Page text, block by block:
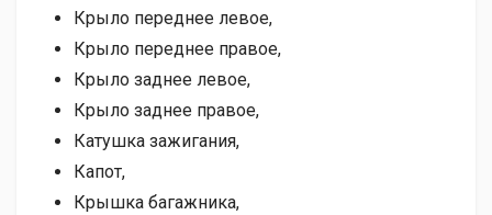
Крыло переднее левое,
Крыло переднее правое,
Крыло заднее левое,
Крыло заднее правое,
Катушка зажигания,
Капот,
Крышка багажника,